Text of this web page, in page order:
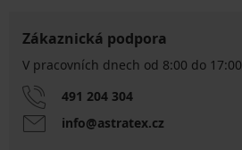
Zákaznická podpora
V pracovních dnech od 8:00 do 17:00
491 204 304
info@astratex.cz